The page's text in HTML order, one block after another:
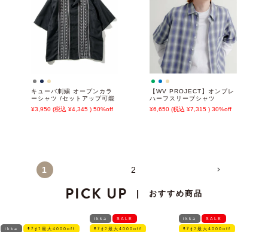
キューバ刺繍 オープンカラ
ーシャツ /セットアップ可能
3,950
4,345 50%off
【WV PROJECT】オンブレ
ハーフスリーブシャツ
6,650
7,315 30%off
1 2
PICK UP | おすすめ商品
ikka ﾓｱｵﾌ最大4000off
ikka SALE
ﾓｱｵﾌ最大4000off
ikka SALE
ﾓｱｵﾌ最大4000off